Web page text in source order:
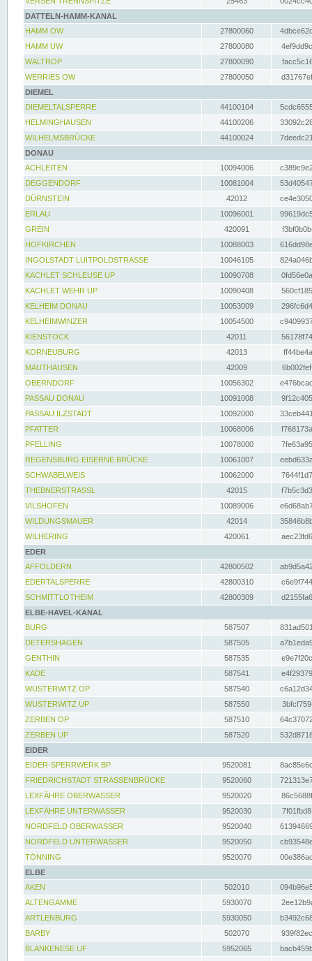
DATTELN-HAMM-KANAL
HAMM OW
27800060
HAMM UW
27800080
WALTROP
27800090
WERRIES OW
27800050
DIEMEL
DIEMELTALSPERRE
44100104
HELMINGHAUSEN
44100206
WILHELMSBRÜCKE
44100024
DONAU
ACHLEITEN
10094006
DEGGENDORF
10081004
DÜRNSTEIN
42012
ERLAU
10096001
GREIN
420091
HOFKIRCHEN
10088003
INGOLSTADT LUITPOLDSTRASSE
10046105
KACHLET SCHLEUSE UP
10090708
KACHLET WEHR UP
10090408
KELHEIM DONAU
10053009
KELHEIMWINZER
10054500
KIENSTOCK
42011
KORNEUBURG
42013
MAUTHAUSEN
42009
OBERNDORF
10056302
PASSAU DONAU
10091008
PASSAU ILZSTADT
10092000
PFATTER
10068006
PFELLING
10078000
REGENSBURG EISERNE BRÜCKE
10061007
SCHWABELWEIS
10062000
THEBNERSTRASSL
42015
VILSHOFEN
10089006
WILDUNGSMAUER
42014
WILHERING
420061
EDER
AFFOLDERN
42800502
EDERTALSPERRE
42800310
SCHMITTLOTHEIM
42800309
ELBE-HAVEL-KANAL
BURG
587507
DETERSHAGEN
587505
GENTHIN
587535
KADE
587541
WUSTERWITZ OP
587540
WUSTERWITZ UP
587550
ZERBEN OP
587510
ZERBEN UP
587520
EIDER
EIDER-SPERRWERK BP
9520081
FRIEDRICHSTADT STRASSENBRÜCKE
9520060
LEXFÄHRE OBERWASSER
9520020
LEXFÄHRE UNTERWASSER
9520030
NORDFELD OBERWASSER
9520040
NORDFELD UNTERWASSER
9520050
TÖNNING
9520070
ELBE
AKEN
502010
ALTENGAMME
5930070
ARTLENBURG
5930050
BARBY
502070
BLANKENESE UF
5952065